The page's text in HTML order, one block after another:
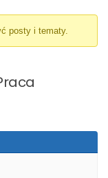
posty i tematy.